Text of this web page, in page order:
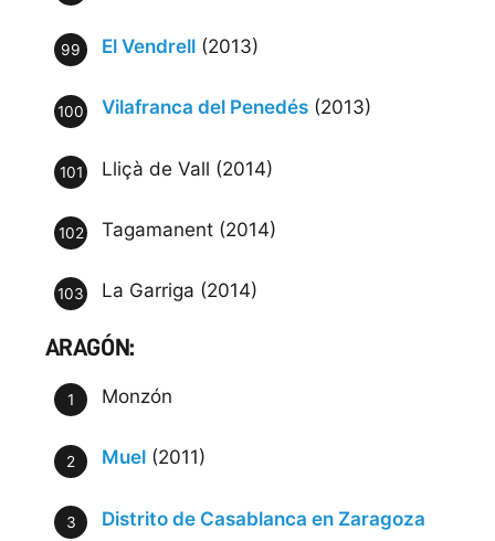
El Vendrell (2013)
Vilafranca del Penedés (2013)
Lliçà de Vall (2014)
Tagamanent (2014)
La Garriga (2014)
ARAGÓN:
Monzón
Muel (2011)
Distrito de Casablanca en Zaragoza